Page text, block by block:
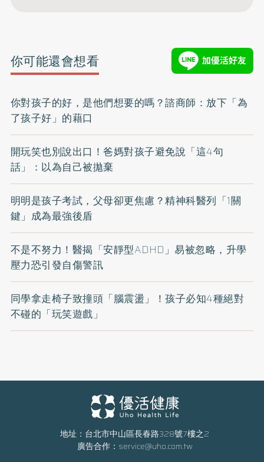
你可能還會想看
你對孩子的好，是他們想要的嗎？諮商師：放下「為
了孩子好」的藉口
開玩笑也別說出口！爸媽對孩子避免說「這4句
話」：以為自己被拋棄
明明是孩子考試，父母卻更焦慮？精神科醫列「1關
鍵」成為最強後盾
不是不努力！醫揭「安靜型ADHD」易被忽略，升學
壓力恐引發自傷警訊
同學拿走椅子致撞頭「腦震盪」！孩子必知4種絕對
不碰的「玩笑遊戲」
地址：台北市中山區長春路328號7樓之2
廣告合作： service@uho.com.tw